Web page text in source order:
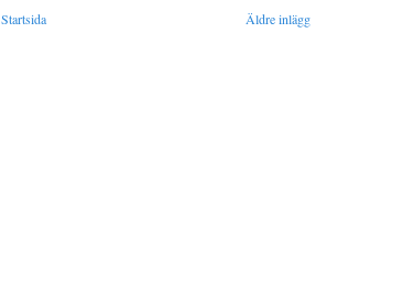
Äldre inlägg
Startsida